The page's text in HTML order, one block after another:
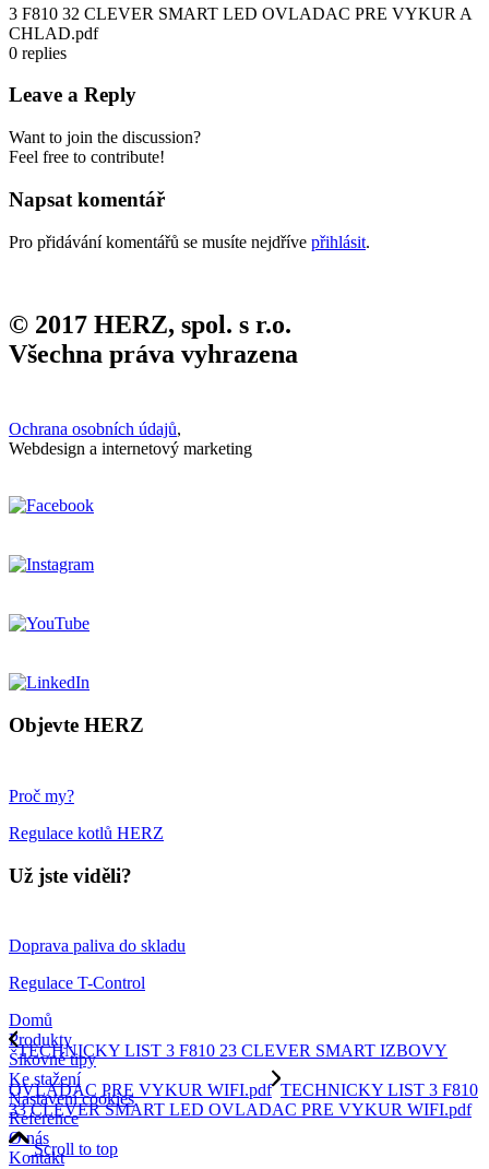
3 F810 32 CLEVER SMART LED OVLADAC PRE VYKUR A
CHLAD.pdf
0 replies
Leave a Reply
Want to join the discussion?
Feel free to contribute!
Napsat komentář
Pro přidávání komentářů se musíte nejdříve přihlásit.
© 2017 HERZ, spol. s r.o.
Všechna práva vyhrazena
Ochrana osobních údajů,
Webdesign a internetový marketing
Objevte HERZ
Proč my?
Regulace kotlů HERZ
Už jste viděli?
Doprava paliva do skladu
Regulace T-Control
Domů
Produkty
Šikovné tipy
Ke stažení
Nastavení cookies
Reference
O nás
Kontakt
TECHNICKY LIST 3 F810 23 CLEVER SMART IZBOVY
OVLADAC PRE VYKUR WIFI.pdf TECHNICKY LIST 3 F810
33 CLEVER SMART LED OVLADAC PRE VYKUR WIFI.pdf
Scroll to top